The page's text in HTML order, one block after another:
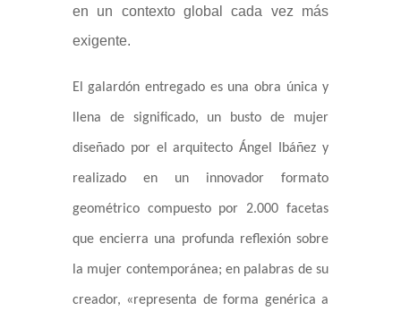
en un contexto global cada vez más
exigente.
El galardón entregado es una obra única y
llena de significado, un busto de mujer
diseñado por el arquitecto Ángel Ibáñez y
realizado en un innovador formato
geométrico compuesto por 2.000 facetas
que encierra una profunda reflexión sobre
la mujer contemporánea; en palabras de su
creador, «representa de forma genérica a